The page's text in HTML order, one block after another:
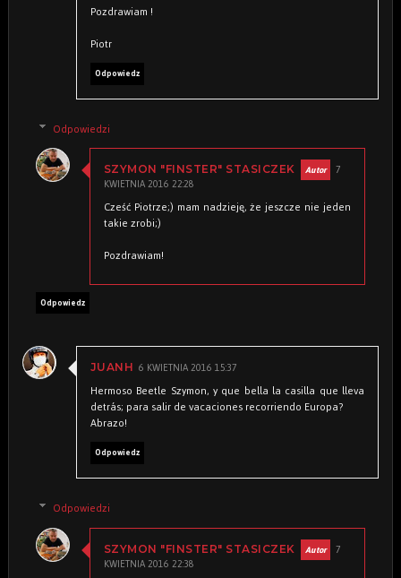
Pozdrawiam !
Piotr
Odpowiedz
Odpowiedzi
SZYMON "FINSTER" STASICZEK 7
KWIETNIA 2016 22:28
Cześć Piotrze;) mam nadzieję, że jeszcze nie jeden
takie zrobi;)
Pozdrawiam!
Odpowiedz
JUANH 6 KWIETNIA 2016 15:37
Hermoso Beetle Szymon, y que bella la casilla que lleva
detrás; para salir de vacaciones recorriendo Europa?
Abrazo!
Odpowiedz
Odpowiedzi
SZYMON "FINSTER" STASICZEK 7
KWIETNIA 2016 22:38